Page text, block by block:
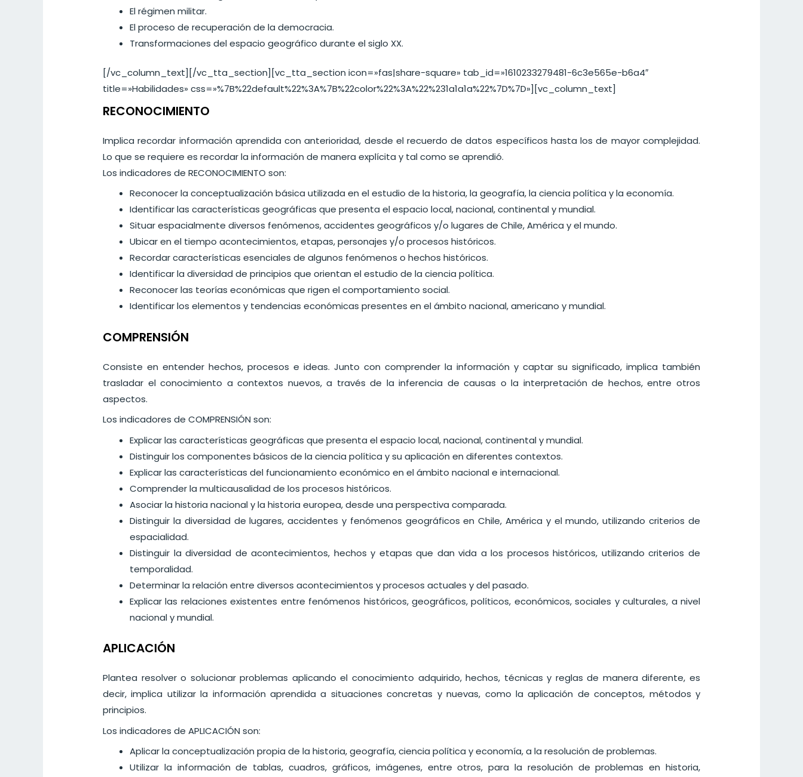
El régimen militar.
El proceso de recuperación de la democracia.
Transformaciones del espacio geográfico durante el siglo XX.
[/vc_column_text][/vc_tta_section][vc_tta_section icon=»fas|share-square» tab_id=»1610233279481-6c3e565e-b6a4″
title=»Habilidades» css=»%7B%22default%22%3A%7B%22color%22%3A%22%231a1a1a%22%7D%7D»][vc_column_text]
RECONOCIMIENTO
Implica recordar información aprendida con anterioridad, desde el recuerdo de datos específicos hasta los de mayor complejidad.
Lo que se requiere es recordar la información de manera explícita y tal como se aprendió.
Los indicadores de RECONOCIMIENTO son:
Reconocer la conceptualización básica utilizada en el estudio de la historia, la geografía, la ciencia política y la economía.
Identificar las características geográficas que presenta el espacio local, nacional, continental y mundial.
Situar espacialmente diversos fenómenos, accidentes geográficos y/o lugares de Chile, América y el mundo.
Ubicar en el tiempo acontecimientos, etapas, personajes y/o procesos históricos.
Recordar características esenciales de algunos fenómenos o hechos históricos.
Identificar la diversidad de principios que orientan el estudio de la ciencia política.
Reconocer las teorías económicas que rigen el comportamiento social.
Identificar los elementos y tendencias económicas presentes en el ámbito nacional, americano y mundial.
COMPRENSIÓN
Consiste en entender hechos, procesos e ideas. Junto con comprender la información y captar su significado, implica también
trasladar el conocimiento a contextos nuevos, a través de la inferencia de causas o la interpretación de hechos, entre otros
aspectos.
Los indicadores de COMPRENSIÓN son:
Explicar las características geográficas que presenta el espacio local, nacional, continental y mundial.
Distinguir los componentes básicos de la ciencia política y su aplicación en diferentes contextos.
Explicar las características del funcionamiento económico en el ámbito nacional e internacional.
Comprender la multicausalidad de los procesos históricos.
Asociar la historia nacional y la historia europea, desde una perspectiva comparada.
Distinguir la diversidad de lugares, accidentes y fenómenos geográficos en Chile, América y el mundo, utilizando criterios de
espacialidad.
Distinguir la diversidad de acontecimientos, hechos y etapas que dan vida a los procesos históricos, utilizando criterios de
temporalidad.
Determinar la relación entre diversos acontecimientos y procesos actuales y del pasado.
Explicar las relaciones existentes entre fenómenos históricos, geográficos, políticos, económicos, sociales y culturales, a nivel
nacional y mundial.
APLICACIÓN
Plantea resolver o solucionar problemas aplicando el conocimiento adquirido, hechos, técnicas y reglas de manera diferente, es
decir, implica utilizar la información aprendida a situaciones concretas y nuevas, como la aplicación de conceptos, métodos y
principios.
Los indicadores de APLICACIÓN son:
Aplicar la conceptualización propia de la historia, geografía, ciencia política y economía, a la resolución de problemas.
Utilizar la información de tablas, cuadros, gráficos, imágenes, entre otros, para la resolución de problemas en historia,